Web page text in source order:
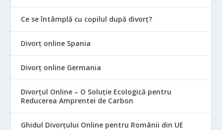
Ce se întâmplă cu copilul după divorț?
Divorț online Spania
Divorț online Germania
Divorțul Online – O Soluție Ecologică pentru
Reducerea Amprentei de Carbon
Ghidul Divorțului Online pentru Românii din UE